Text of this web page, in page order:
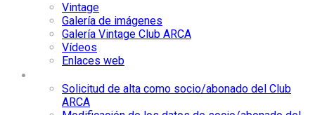
Vintage
Galería de imágenes
Galería Vintage Club ARCA
Vídeos
Enlaces web
Solicitud de alta como socio/abonado del Club
ARCA